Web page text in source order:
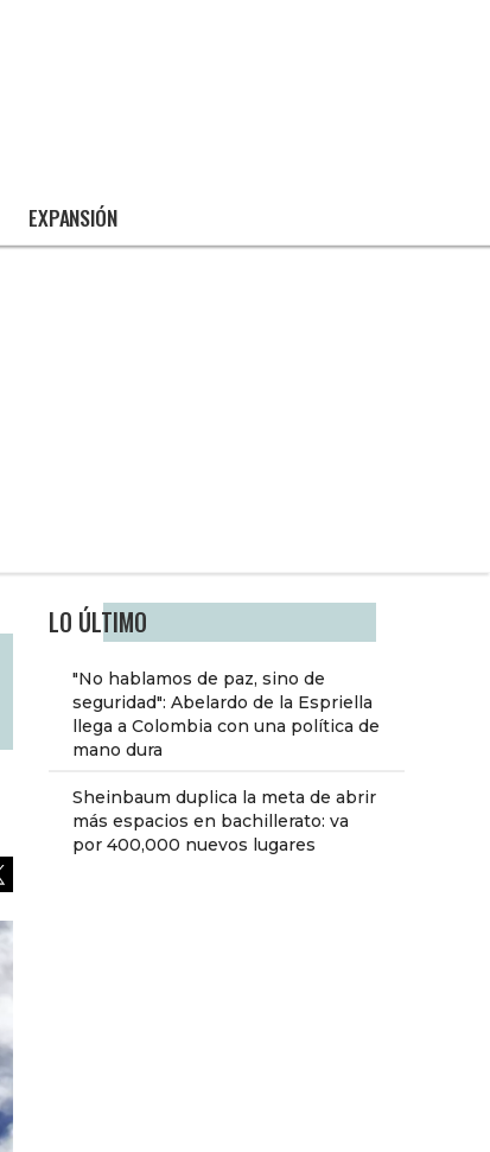
EXPANSIÓN
LO ÚLTIMO
"No hablamos de paz, sino de
seguridad": Abelardo de la Espriella
llega a Colombia con una política de
mano dura
Sheinbaum duplica la meta de abrir
más espacios en bachillerato: va
por 400,000 nuevos lugares